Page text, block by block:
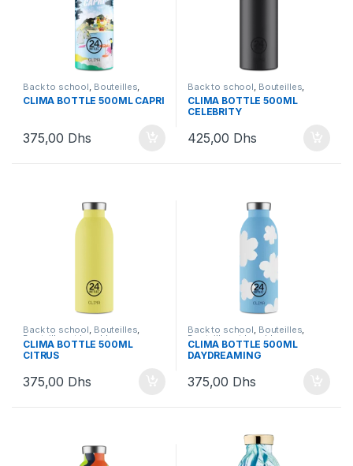
Back to school Bouteilles
Bouteilles et Lunchbox
CLIMA BOTTLE 500ML CAPRI
375,00 Dhs
Back to school Bouteilles
Bouteilles et Lunchbox
CLIMA BOTTLE 500ML
CELEBRITY
425,00 Dhs
Back to school, Bouteilles,
Bouteilles et Lunchbox
CLIMA BOTTLE 500ML
CITRUS
375,00 Dhs
Back to school, Bouteilles,
Bouteilles et Lunchbox
CLIMA BOTTLE 500ML
DAYDREAMING
375,00 Dhs